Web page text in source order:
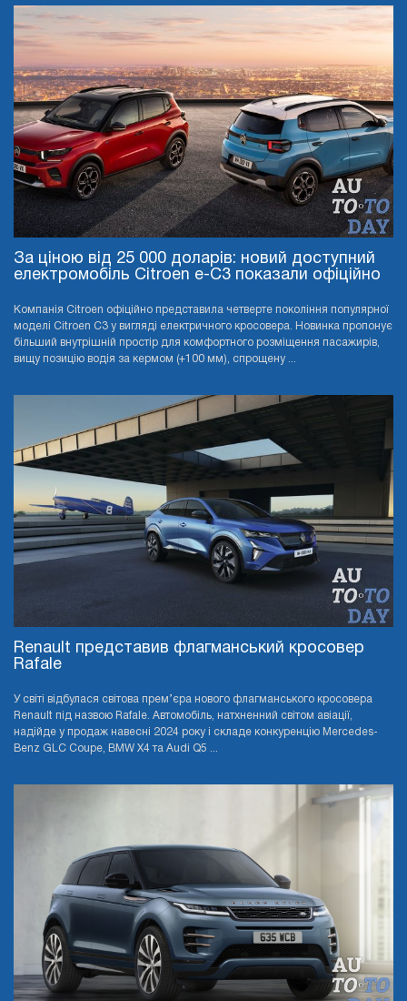
За ціною від 25 000 доларів: новий доступний
електромобіль Citroen e-C3 показали офіційно
Компанія Citroen офіційно представила четверте покоління популярної
моделі Citroen C3 у вигляді електричного кросовера. Новинка пропонує
більший внутрішній простір для комфортного розміщення пасажирів,
вищу позицію водія за кермом (+100 мм), спрощену ...
Renault представив флагманський кросовер
Rafale
У світі відбулася світова прем’єра нового флагманського кросовера
Renault під назвою Rafale. Автомобіль, натхненний світом авіації,
надійде у продаж навесні 2024 року і складе конкуренцію Mercedes-
Benz GLC Coupe, BMW X4 та Audi Q5 ...